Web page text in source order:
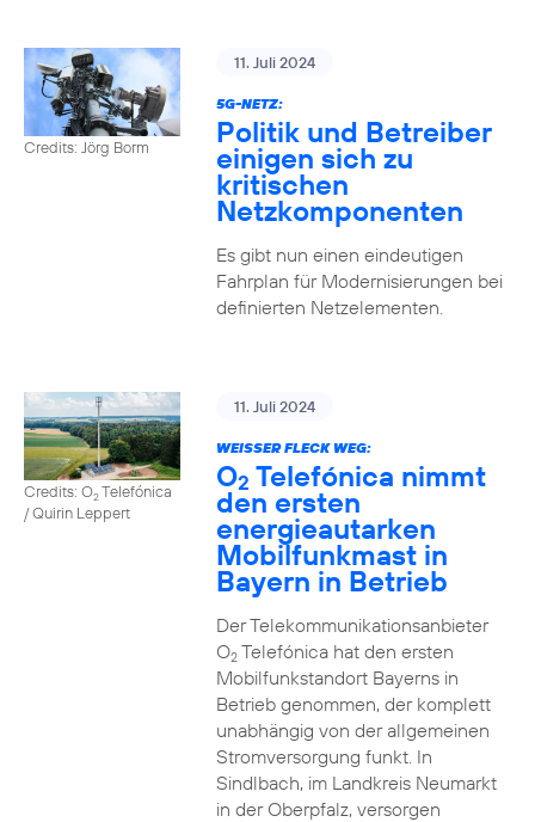
Credits: Jörg Borm
11. Juli 2024
5G-NETZ:
Politik und Betreiber
einigen sich zu
kritischen
Netzkomponenten
Es gibt nun einen eindeutigen
Fahrplan für Modernisierungen bei
definierten Netzelementen.
Credits: O2Telefónica
/ Quirin Leppert
11. Juli 2024
WEISSER FLECK WEG:
O2 Telefónica nimmt
den ersten
energieautarken
Mobilfunkmast in
Bayern in Betrieb
Der Telekommunikationsanbieter
O2Telefónica hat den ersten
Mobilfunkstandort Bayerns in
Betrieb genommen, der komplett
unabhängig von der allgemeinen
Stromversorgung funkt. In
Sindlbach, im Landkreis Neumarkt
in der Oberpfalz, versorgen